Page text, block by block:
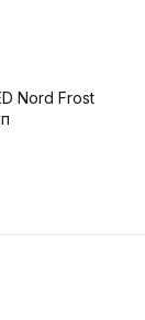
Nord Frost